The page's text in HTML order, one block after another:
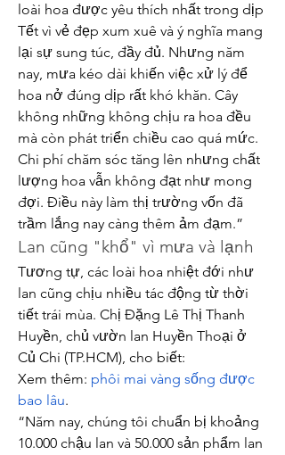
loài hoa được yêu thích nhất trong dịp
Tết vì vẻ đẹp xum xuê và ý nghĩa mang
lại sự sung túc, đầy đủ. Nhưng năm
nay, mưa kéo dài khiến việc xử lý để
hoa nở đúng dịp rất khó khăn. Cây
không những không chịu ra hoa đều
mà còn phát triển chiều cao quá mức.
Chi phí chăm sóc tăng lên nhưng chất
lượng hoa vẫn không đạt như mong
đợi. Điều này làm thị trường vốn đã
trầm lắng nay càng thêm ảm đạm.”
Lan cũng "khổ" vì mưa và lạnh
Tương tự, các loài hoa nhiệt đới như
lan cũng chịu nhiều tác động từ thời
tiết trái mùa. Chị Đặng Lê Thị Thanh
Huyền, chủ vườn lan Huyền Thoại ở
Củ Chi (TP.HCM), cho biết:
Xem thêm: phôi mai vàng sống được
bao lâu.
“Năm nay, chúng tôi chuẩn bị khoảng
10.000 chậu lan và 50.000 sản phẩm lan